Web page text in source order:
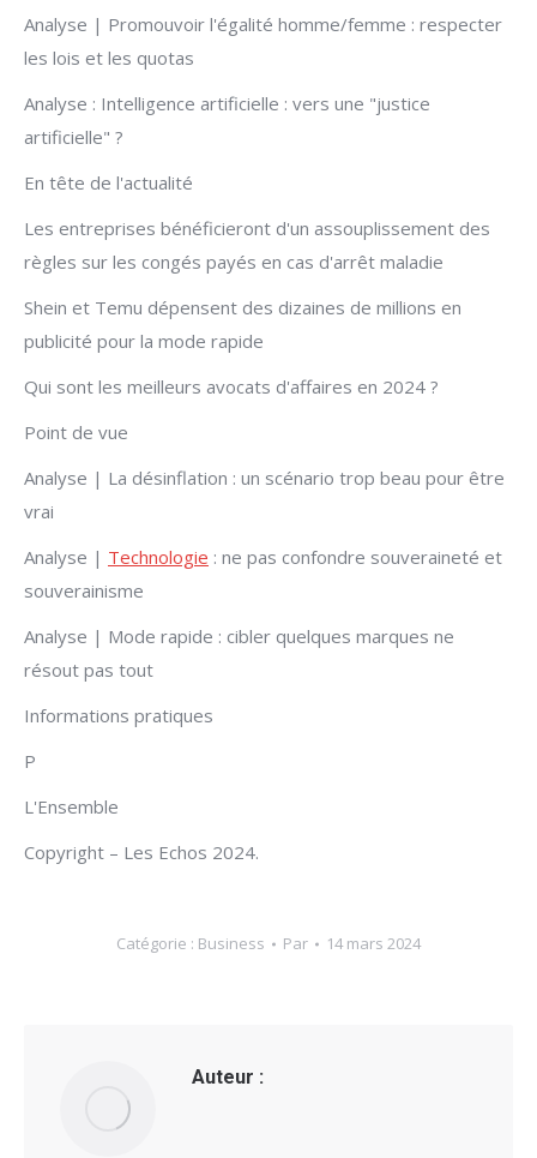
Analyse | Promouvoir l'égalité homme/femme : respecter
les lois et les quotas
Analyse : Intelligence artificielle : vers une "justice
artificielle" ?
En tête de l'actualité
Les entreprises bénéficieront d'un assouplissement des
règles sur les congés payés en cas d'arrêt maladie
Shein et Temu dépensent des dizaines de millions en
publicité pour la mode rapide
Qui sont les meilleurs avocats d'affaires en 2024 ?
Point de vue
Analyse | La désinflation : un scénario trop beau pour être
vrai
Analyse | Technologie : ne pas confondre souveraineté et
souverainisme
Analyse | Mode rapide : cibler quelques marques ne
résout pas tout
Informations pratiques
P
L'Ensemble
Copyright – Les Echos 2024.
Catégorie : Business Par 14 mars 2024
Auteur :